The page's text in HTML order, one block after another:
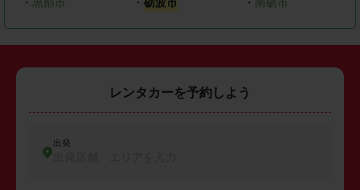
レンタカーを予約しよう
出発